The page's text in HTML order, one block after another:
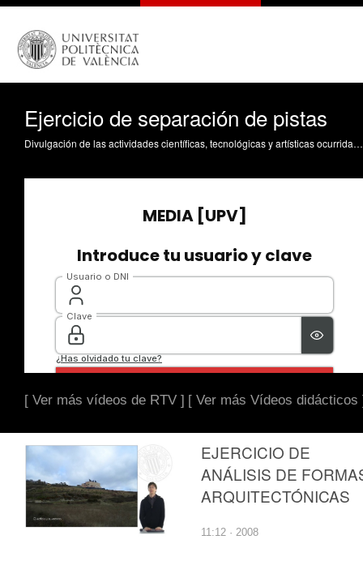
Ejercicio de separación de pistas
Divulgación de las actividades científicas, tecnológicas y artísticas ocurridas en los tres campus de la UPV
[ Ver más vídeos de RTV ] [ Ver más Vídeos didácticos
EJERCICIO DE
ANÁLISIS DE
ARQUITECTÓNICAS
11:12 · 2008